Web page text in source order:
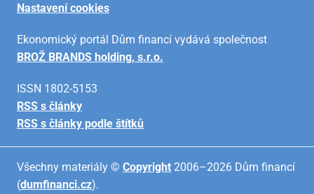
Nastavení cookies
Ekonomický portál Dům financí vydává společnost
BROŽ BRANDS holding, s.r.o.
ISSN 1802-5153
RSS s články
RSS s články podle štítků
Všechny materiály © Copyright 2006–2026 Dům financí
(dumfinanci.cz).